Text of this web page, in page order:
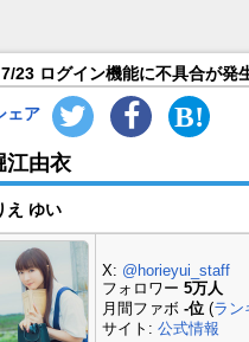
7/23 ログイン機能に不具合が発
ェア
江由衣
え ゆい
X: @horieyui_staff
フォロワー 5万人
月間ファボ -位(ラン
サイト: 公式情報